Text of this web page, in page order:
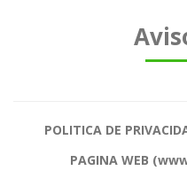
POLITICA DE
PAGINA WEB